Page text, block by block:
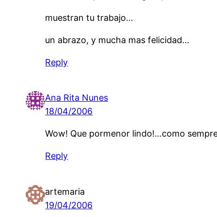
muestran tu trabajo…
un abrazo, y mucha mas felicidad…
Reply
Ana Rita Nunes
18/04/2006
Wow! Que pormenor lindo!…como
Reply
artemaria
19/04/2006